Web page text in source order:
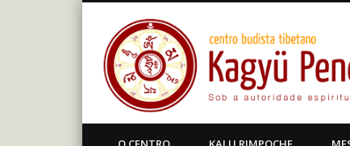
Centro Budista Tibetano
Facebook